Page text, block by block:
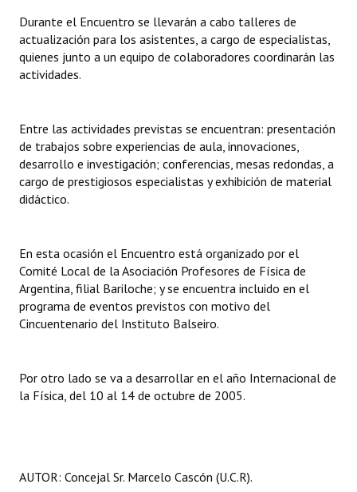
Noticias Destacadas
Registros y Distinciones
Datos Históricos
Audiencias Públicas - Registro
Mujeres que Dejaron Huellas - Registro
Banca del Vecino - Registro
Huéspedes de Honor - Registro
Reconocimientos - Registro
REFORMA DE LA CARTA ORGÁNICA
Durante el Encuentro se llevarán a cabo talleres de
actualización para los asistentes, a cargo de especialistas,
quienes junto a un equipo de colaboradores coordinarán las
actividades.
Entre las actividades previstas se encuentran: presentación
de trabajos sobre experiencias de aula, innovaciones,
desarrollo e investigación; conferencias, mesas redondas, a
cargo de prestigiosos especialistas y exhibición de material
didáctico.
En esta ocasión el Encuentro está organizado por el
Comité Local de la Asociación Profesores de Física de
Argentina, filial Bariloche; y se encuentra incluido en el
programa de eventos previstos con motivo del
Cincuentenario del Instituto Balseiro.
Por otro lado se va a desarrollar en el año Internacional de
la Física, del 10 al 14 de octubre de 2005.
AUTOR: Concejal Sr. Marcelo Cascón (U.C.R).